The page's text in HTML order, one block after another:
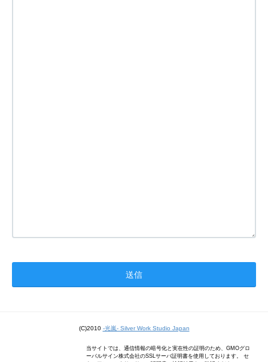
(C)2010 -光嵐- Silver Work Studio Japan
当サイトでは、通信情報の暗号化と実在性の証明のため、GMOグロ
ーバルサイン株式会社のSSLサーバ証明書を使用しております。 セ